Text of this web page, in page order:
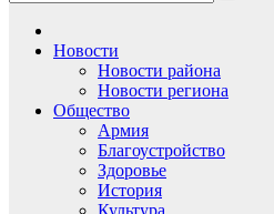
Новости
Новости района
Новости региона
Общество
Армия
Благоустройство
Здоровье
История
Культура